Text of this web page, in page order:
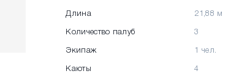
Длина 21,88 м
Количество палуб 3
Экипаж 1 чел.
Каюты 4